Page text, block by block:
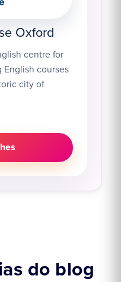
Oxford
centre for
English courses
city of
do blog